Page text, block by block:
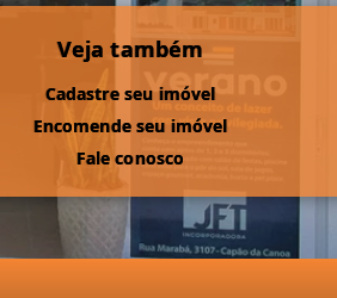
Veja também
Cadastre seu imóvel
Encomende seu imóvel
Fale conosco